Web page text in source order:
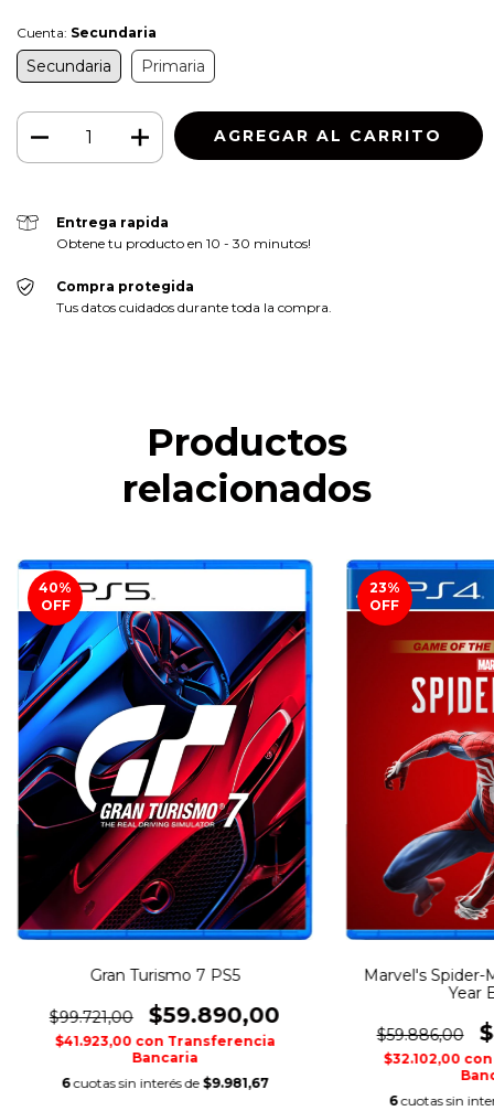
Cuenta: Secundaria
Secundaria Primaria
Entrega rapida
Obtene tu producto en 10 - 30 minutos!
Compra protegida
Tus datos cuidados durante toda la compra.
Productos
relacionados
40%
OFF
Gran Turismo 7 PS5
$99.721,00 $59.890,00
$41.923,00 con Transferencia
Bancaria
6 cuotas sin interés de $9.981,67
23%
OFF
Marvel's Spider-
Year
$59.886,00
$32.102,00 con
6 cuotas sin